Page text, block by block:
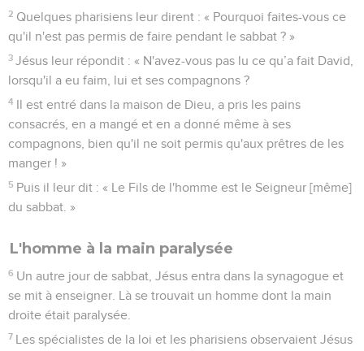
2 Quelques pharisiens leur dirent : « Pourquoi faites-vous ce
qu'il n'est pas permis de faire pendant le sabbat ? »
3 Jésus leur répondit : « N'avez-vous pas lu ce qu’a fait David,
lorsqu'il a eu faim, lui et ses compagnons ?
4 Il est entré dans la maison de Dieu, a pris les pains
consacrés, en a mangé et en a donné même à ses
compagnons, bien qu'il ne soit permis qu'aux prêtres de les
manger ! »
5 Puis il leur dit : « Le Fils de l'homme est le Seigneur [même]
du sabbat. »
L'homme à la main paralysée
6 Un autre jour de sabbat, Jésus entra dans la synagogue et
se mit à enseigner. Là se trouvait un homme dont la main
droite était paralysée.
7 Les spécialistes de la loi et les pharisiens observaient Jésus